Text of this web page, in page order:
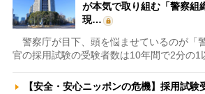
が本気で取り組む「警察
現…
警察庁が目下、頭を悩ませているのが「
官の採用試験の受験者数は10年間で2分の
【安全・安心ニッポンの危機】採用試